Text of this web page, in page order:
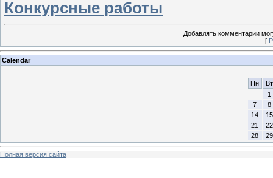
Конкурсные работы
Добавлять комментарии
[
Calendar
Пн
Вт
1
7
8
14
15
21
22
28
29
Полная версия сайта